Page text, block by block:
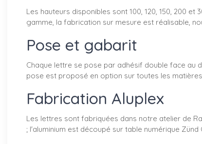
Les hauteurs disponibles sont 100, 120, 150, 200
gamme, la fabrication sur mesure est réalisable,
Pose et gabarit
Chaque lettre se pose par adhésif double face au
pose est proposé en option sur toutes les
Fabrication Aluplex
Les lettres sont fabriquées dans notre atelier de
; l'aluminium est découpé sur table numérique